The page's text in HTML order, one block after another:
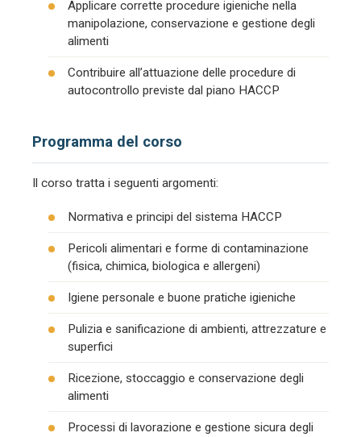
Applicare corrette procedure igieniche nella
manipolazione, conservazione e gestione degli
alimenti
Contribuire all’attuazione delle procedure di
autocontrollo previste dal piano HACCP
Programma del corso
Il corso tratta i seguenti argomenti:
Normativa e principi del sistema HACCP
Pericoli alimentari e forme di contaminazione
(fisica, chimica, biologica e allergeni)
Igiene personale e buone pratiche igieniche
Pulizia e sanificazione di ambienti, attrezzature e
superfici
Ricezione, stoccaggio e conservazione degli
alimenti
Processi di lavorazione e gestione sicura degli